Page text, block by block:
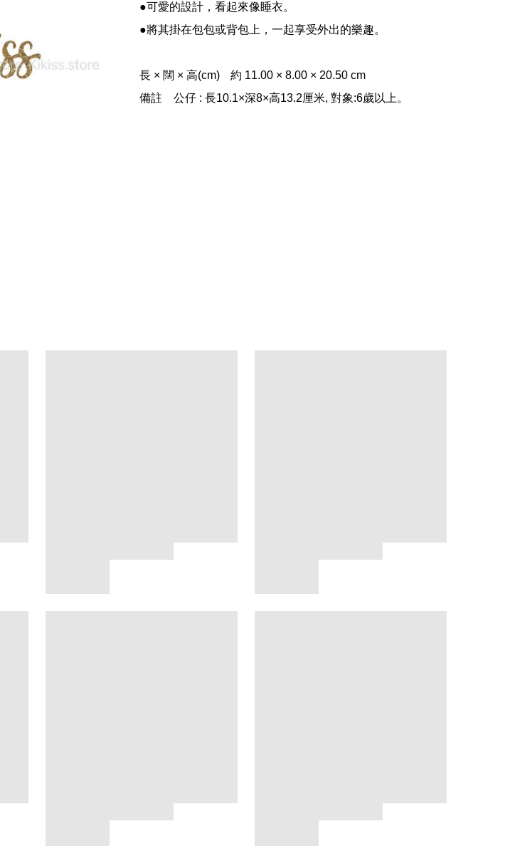
●可愛的設計，看起來像睡衣。
●將其掛在包包或背包上，一起享受外出的樂趣。
長 × 闊 × 高(cm)	約 11.00 × 8.00 × 20.50 cm
備註	公仔 : 長10.1×深8×高13.2厘米, 對象:6歲以上。